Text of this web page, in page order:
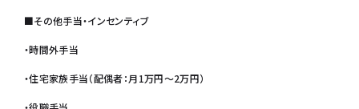
■その他手当・インセンティブ
・時間外手当
・住宅家族手当（配偶者：月1万円～2万円）